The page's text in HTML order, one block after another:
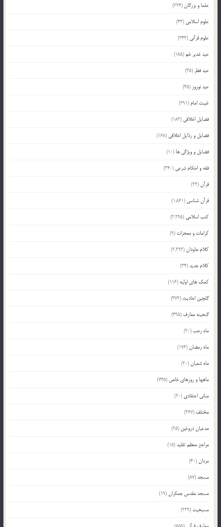
علما و بزرگان(224)
علوم اسلامی (43)
علوم قرآنی (343)
عید غدیر خم(185)
عید فطر (35)
عید نوروز (45)
غیبت امام (291)
فضایل اخلاقی (183)
فضایل و رذایل اخلاقی (168)
فضایل و ویژگی ها (10)
فقه و احکام شرعی (340)
قرآن(23)
قرآن شناسی (1,861)
کتب اسلامی (2,295)
کرامات و معجزات (9)
کلام جاودان(2,293)
کلام جدید(34)
کمک های اولیه (116)
گلچین احادیث (372)
گنجینه معارف (495)
ماه رجب(20)
ماه رمضان(176)
ماه شعبان(20)
ماهها و روزهای خاص (745)
مبانی اعتقادی (20)
مختلف (367)
مدعیان دروغین (25)
مراجع معظم تقلید(15)
مردان(40)
مسجد(87)
مسجد مقدس جمکران(19)
مسیحیت (229)